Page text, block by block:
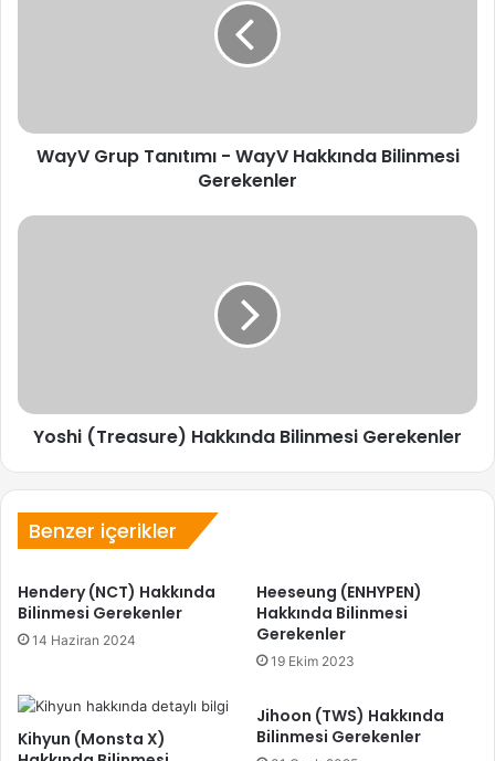
WayV Grup Tanıtımı - WayV Hakkında Bilinmesi
Gerekenler
Yoshi
Yoshi (Treasure) Hakkında Bilinmesi Gerekenler
Benzer içerikler
Hendery (NCT) Hakkında
Bilinmesi Gerekenler
14 Haziran 2024
Heeseung (ENHYPEN)
Hakkında Bilinmesi
Gerekenler
19 Ekim 2023
Kihyun (Monsta X)
Jihoon (TWS) Hakkında
Bilinmesi Gerekenler